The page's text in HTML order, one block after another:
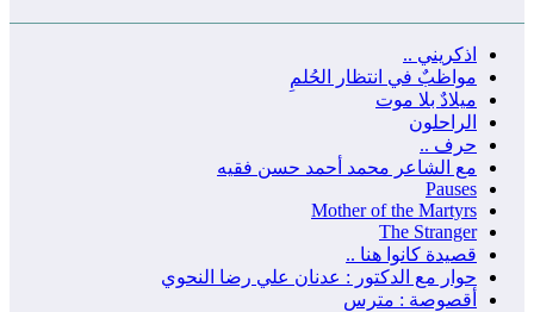
اذكريني ..
مواظبٌ في انتظار الحُلمِ
ميلادٌ بلا موت
الراحلون
حرف ..
مع الشاعر محمد أحمد حسن فقيه
Pauses
Mother of the Martyrs
The Stranger
قصيدة كانوا هنا ..
حوار مع الدكتور : عدنان علي رضا النحوي
أقصوصة : مترس